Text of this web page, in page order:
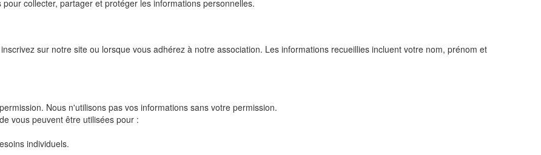
collecter, partager et protéger les informations personnelles.
sur notre site ou lorsque vous adhérez à notre association. Les informations recueillies incluent votre nom, prénom et
Nous n'utilisons pas vos informations sans votre permission.
vous peuvent être utilisées pour :
individuels.